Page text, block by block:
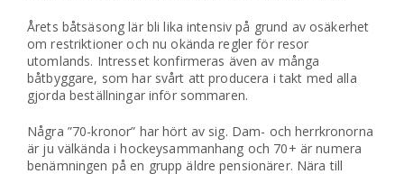
Årets båtsäsong lär bli lika intensiv på grund av osäkerhet
om restriktioner och nu okända regler för resor
utomlands. Intresset konfirmeras även av många
båtbyggare, som har svårt att producera i takt med alla
gjorda beställningar inför sommaren.
Några ”70-kronor” har hört av sig. Dam- och herrkronorna
är ju välkända i hockeysammanhang och 70+ är numera
benämningen på en grupp äldre pensionärer. Nära till